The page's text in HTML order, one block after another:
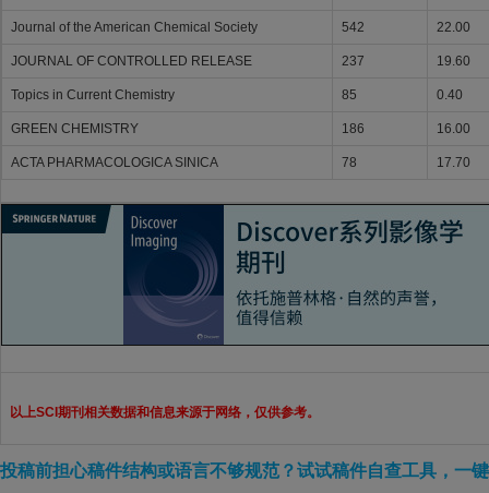
Journal of the American Chemical Society 542 22.00
JOURNAL OF CONTROLLED RELEASE 237 19.60
Topics in Current Chemistry 85 0.40
GREEN CHEMISTRY 186 16.00
ACTA PHARMACOLOGICA SINICA 78 17.70
以上SCI期刊相关数据和信息来源于网络，仅供参考。
投稿前担心稿件结构或语言不够规范？试试稿件自查工具，一